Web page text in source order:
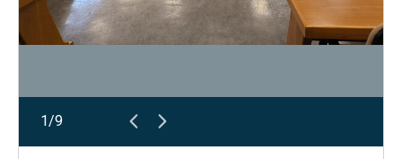
1/9